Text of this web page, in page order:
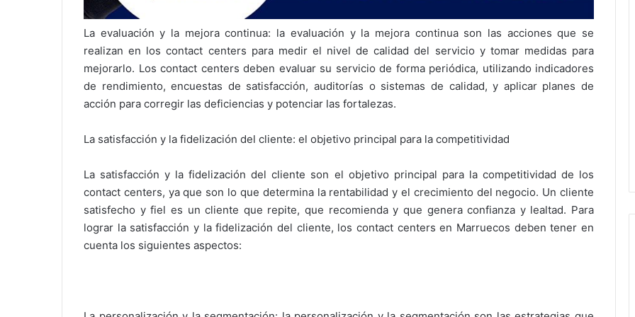
La evaluación y la mejora continua: la evaluación y la mejora continua son las acciones que se
realizan en los contact centers para medir el nivel de calidad del servicio y tomar medidas para
mejorarlo. Los contact centers deben evaluar su servicio de forma periódica, utilizando indicadores
de rendimiento, encuestas de satisfacción, auditorías o sistemas de calidad, y aplicar planes de
acción para corregir las deficiencias y potenciar las fortalezas.
La satisfacción y la fidelización del cliente: el objetivo principal para la competitividad
La satisfacción y la fidelización del cliente son el objetivo principal para la competitividad de los
contact centers, ya que son lo que determina la rentabilidad y el crecimiento del negocio. Un cliente
satisfecho y fiel es un cliente que repite, que recomienda y que genera confianza y lealtad. Para
lograr la satisfacción y la fidelización del cliente, los contact centers en Marruecos deben tener en
cuenta los siguientes aspectos: